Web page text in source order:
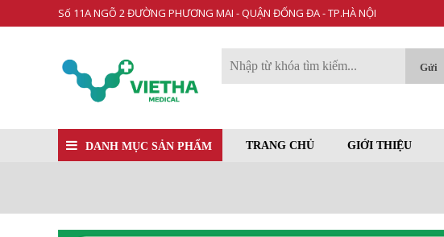
Số 11A NGÕ 2 ĐƯỜNG PHƯƠNG MAI - QUẬN ĐỐNG ĐA - TP.HÀ NỘI
DANH MỤC SẢN PHẨM TRANG CHỦ GIỚI THIỆU